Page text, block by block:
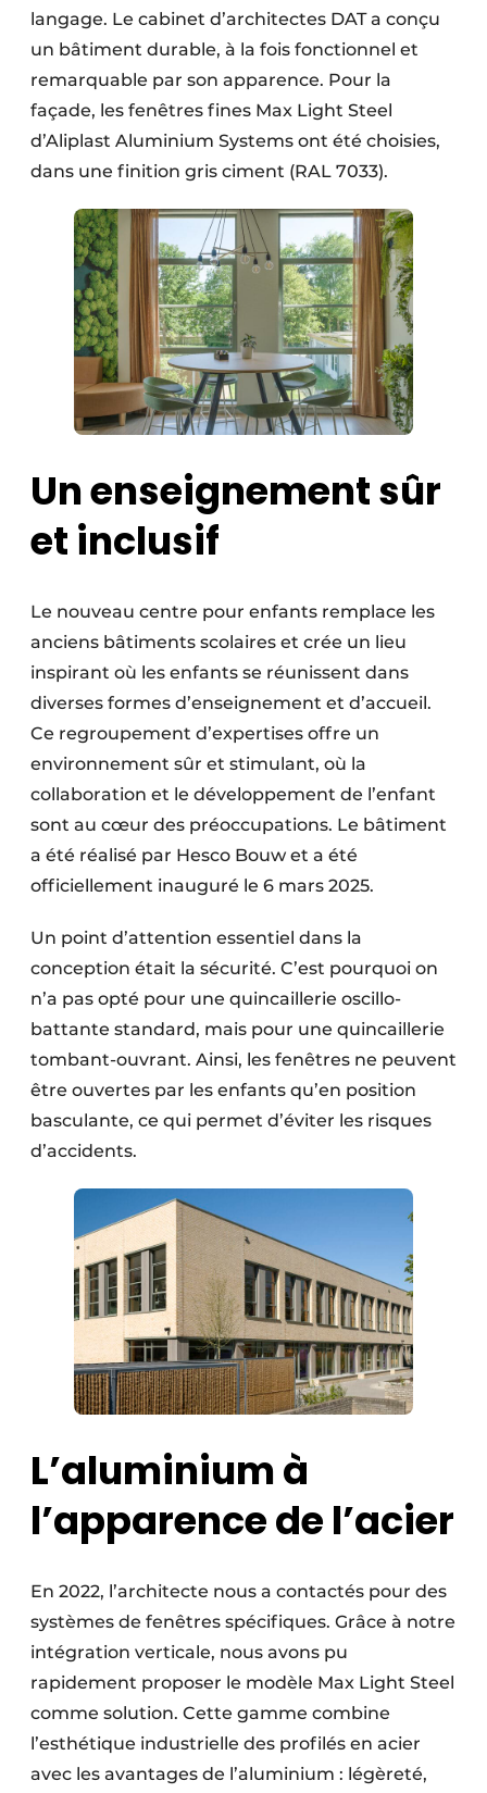
Infrastructures souterraines et égouttage
Protection solaire
Rénovation
Sécurité incendie
Software
Techniques ferroviaires
Travaux ferroviaires
langage. Le cabinet d’architectes DAT a conçu
un bâtiment durable, à la fois fonctionnel et
remarquable par son apparence. Pour la
façade, les fenêtres fines Max Light Steel
d’Aliplast Aluminium Systems ont été choisies,
dans une finition gris ciment (RAL 7033).
Un enseignement sûr
et inclusif
Le nouveau centre pour enfants remplace les
anciens bâtiments scolaires et crée un lieu
inspirant où les enfants se réunissent dans
diverses formes d’enseignement et d’accueil.
Ce regroupement d’expertises offre un
environnement sûr et stimulant, où la
collaboration et le développement de l’enfant
sont au cœur des préoccupations. Le bâtiment
a été réalisé par Hesco Bouw et a été
officiellement inauguré le 6 mars 2025.
Un point d’attention essentiel dans la
conception était la sécurité. C’est pourquoi on
n’a pas opté pour une quincaillerie oscillo-
battante standard, mais pour une quincaillerie
tombant-ouvrant. Ainsi, les fenêtres ne peuvent
être ouvertes par les enfants qu’en position
basculante, ce qui permet d’éviter les risques
d’accidents.
L’aluminium à
l’apparence de l’acier
En 2022, l’architecte nous a contactés pour des
systèmes de fenêtres spécifiques. Grâce à notre
intégration verticale, nous avons pu
rapidement proposer le modèle Max Light Steel
comme solution. Cette gamme combine
l’esthétique industrielle des profilés en acier
avec les avantages de l’aluminium : légèreté,